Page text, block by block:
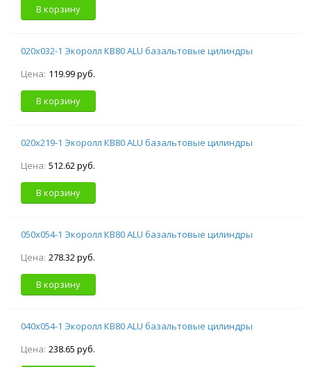
В корзину
020х032-1 Экоролл КВ80 ALU базальтовые цилиндры
Цена: 119.99 руб.
В корзину
020х219-1 Экоролл КВ80 ALU базальтовые цилиндры
Цена: 512.62 руб.
В корзину
050х054-1 Экоролл КВ80 ALU базальтовые цилиндры
Цена: 278.32 руб.
В корзину
040х054-1 Экоролл КВ80 ALU базальтовые цилиндры
Цена: 238.65 руб.